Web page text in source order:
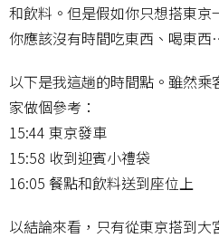
和飲料。但是假如你只想搭東
你應該沒有時間吃東西、喝東
以下是我這趟的時間點。雖然
家做個參考：
15:44 東京發車
15:58 收到迎賓小禮袋
16:05 餐點和飲料送到座位上
以結論來看，只有從東京搭到